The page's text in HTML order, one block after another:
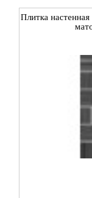
Плитка